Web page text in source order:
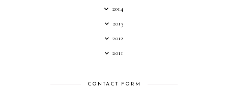
2014
2013
2012
2011
CONTACT FORM